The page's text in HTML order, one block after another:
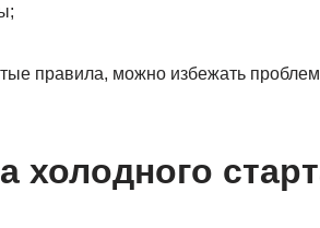
правила, можно избежать
холодного